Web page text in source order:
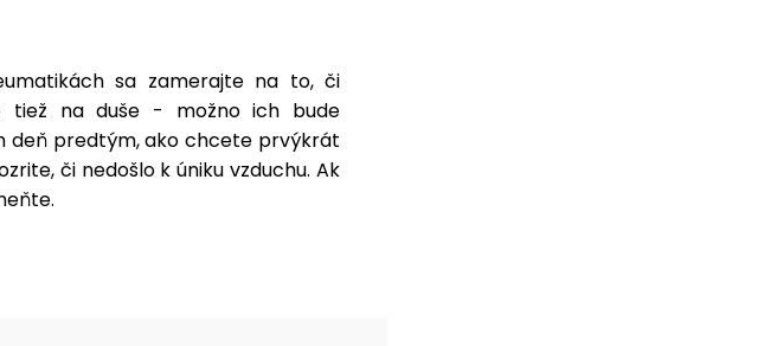
sa zamerajte na to, či
tiež na duše - možno ich bude
deň predtým, ako chcete prvýkrát
či nedošlo k úniku vzduchu. Ak